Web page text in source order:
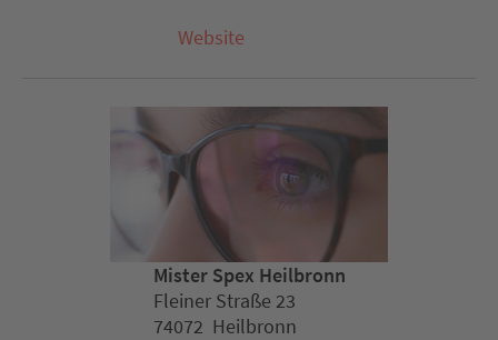
Website
Mister Spex Heilbronn
Fleiner Straße 23
74072 Heilbronn